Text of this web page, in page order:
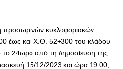
προσωρινών κυκλοφοριακών
έως και Χ.Θ. 52+300 του κλάδου
το 24ωρο από τη δημοσίευση της
15/12/2023 και ώρα 19:00,